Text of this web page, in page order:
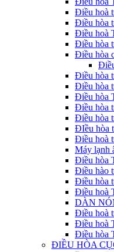
Điều hoà
Điều hòa
Điều hoà
Điều hòa
Điều hòa
Điều hòa
Điều hòa
Điều hòa
Điều hòa
Điều hòa
ĐIều hòa
Điều hoà
Máy lạnh
Điều hòa
Điều hào
Điều hòa
Điều hoà
DÀN
Điều hoà
Điều hoà
Điều hòa
ĐIỀU HÒA